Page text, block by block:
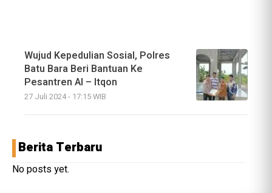
Wujud Kepedulian Sosial, Polres
Batu Bara Beri Bantuan Ke
Pesantren Al – Itqon
27 Juli 2024 - 17:15 WIB
Berita Terbaru
No posts yet.